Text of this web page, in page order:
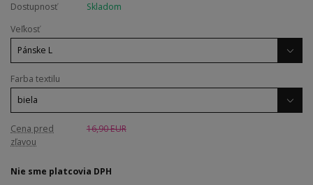
Dostupnosť
Skladom
Veľkosť
Farba textilu
Cena pred
zľavou
16,90 EUR
Nie sme platcovia DPH